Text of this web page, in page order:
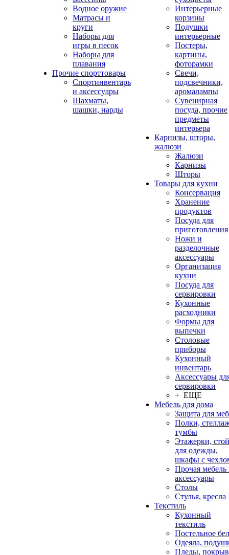
Водное оружие
Матрасы и
круги
Наборы для
игры в песок
Наборы для
плавания
Прочие спорттовары
Спортинвентарь
и аксессуары
Шахматы,
шашки, нарды
Интерьерные
корзины
Подушки
интерьерные
Постеры,
картины,
фоторамки
Свечи,
подсвечники,
аромалампы
Сувенирная
посуда, прочие
предметы
интерьера
Карнизы, шторы,
жалюзи
Жалюзи
Карнизы
Шторы
Товары для кухни
Консервация
Хранение
продуктов
Посуда для
приготовления
Ножи и
разделочные
аксессуары
Организация
кухни
Посуда для
сервировки
Кухонные
расходники
Формы для
выпечки
Столовые
приборы
Кухонный
инвентарь
Аксессуары
сервировки
+ ЕЩЕ
Мебель для дома
Защита для
Полки,
тумбы
Этажерки,
для одежды,
шкафы с
Прочая мебель
аксессуары
Столы
Стулья, кресла
Текстиль
Кухонный
текстиль
Постельное
Одеяла,
Пледы,